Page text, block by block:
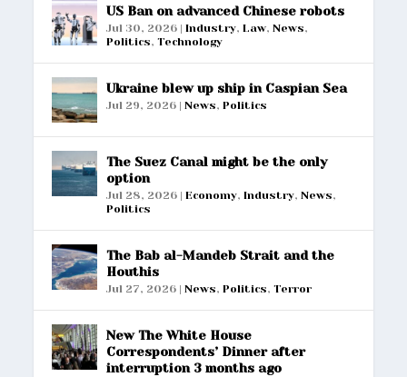
US Ban on advanced Chinese robots
Jul 30, 2026 |Industry,Law,News,
Politics,Technology
Ukraine blew up ship in Caspian Sea
Jul 29, 2026 |News,Politics
The Suez Canal might be the only
option
Jul 28, 2026 |Economy,Industry,News,
Politics
The Bab al-Mandeb Strait and the
Houthis
Jul 27, 2026 |News,Politics,Terror
New The White House
Correspondents’ Dinner after
interruption 3 months ago